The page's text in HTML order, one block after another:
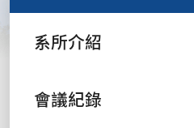
系所介紹
會議紀錄